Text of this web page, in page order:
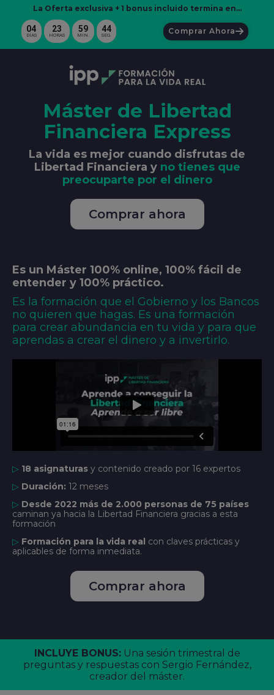
La Oferta exclusiva + 1 bonus incluido termina en...
04
DÍAS
23
HORAS
59
MIN.
43
SEG. Comprar Ahora
Máster de Libertad
Financiera Express
La vida es mejor cuando disfrutas de
Libertad Financiera y no tienes que
preocuparte por el dinero
Comprar ahora
Es un Máster 100% online, 100% fácil de
entender y 100% práctico.
Es la formación que el Gobierno y los Bancos
no quieren que hagas. Es una formación
para crear abundancia en tu vida y para que
aprendas a crear el dinero y a invertirlo.
▷ 18 asignaturas y contenido creado por 16 expertos
▷ Duración: 12 meses
▷ Desde 2022 más de 2.000 personas de 75 países
caminan ya hacia la Libertad Financiera gracias a esta
formación
▷ Formación para la vida real con claves prácticas y
aplicables de forma inmediata.
Comprar ahora
INCLUYE BONUS:Una sesión trimestral de
preguntas y respuestas con Sergio Fernández,
creador del máster.